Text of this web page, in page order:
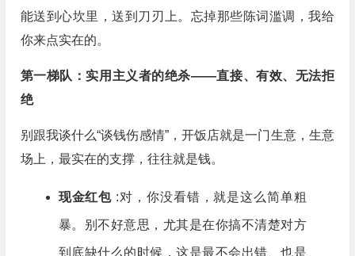
能送到心坎里，送到刀刃上。忘掉那些陈词滥调，我给
你来点实在的。
第一梯队：实用主义者的绝杀——直接、有效、无法拒
绝
别跟我谈什么“谈钱伤感情”，开饭店就是一门生意，生意
场上，最实在的支撑，往往就是钱。
现金红包 :对，你没看错，就是这么简单粗
暴。别不好意思，尤其是在你搞不清楚对方
到底缺什么的时候，这是最不会出错、也是